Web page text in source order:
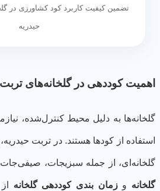
تضمین کیفیت کاربرد کود کشاورزی در
حیدریه
کوددهی در گلخانه‌های تربت
به دلیل محیط کنترل‌شده،
از کودها هستند. در تربت حیدریه،
از جمله سبزیجات، صیفی‌جات و
و زمان بندی کوددهی گلخانهاز